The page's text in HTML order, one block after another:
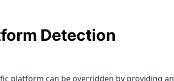
Detection
platform can be overridden by providing an